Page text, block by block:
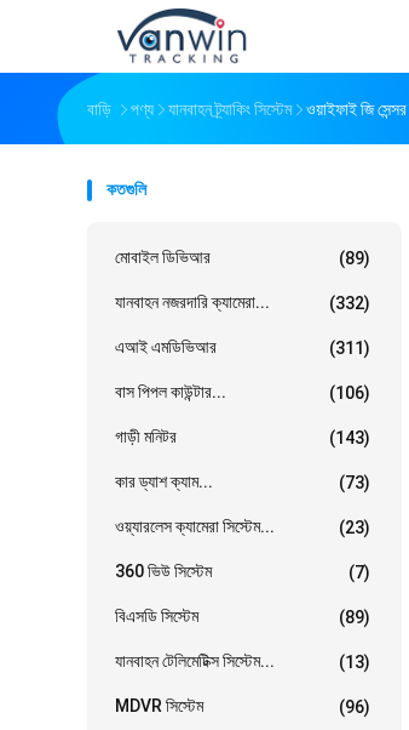
বাড়ি পণ্য যানবাহন ট্র্যাকিং সিস্টেম ওয়াইফাই জি
কতগুলি
মোবাইল ডিভিআর (89)
যানবাহন নজরদারি ক্যামেরা... (332)
এআই এমডিভিআর (311)
বাস পিপল কাউন্টার... (106)
গাড়ী মনিটর (143)
কার ড্যাশ ক্যাম... (73)
ওয়্যারলেস ক্যামেরা সিস্টেম... (23)
360 ভিউ সিস্টেম (7)
বিএসডি সিস্টেম (89)
যানবাহন টেলিমেটিক্স সিস্টেম... (13)
MDVR সিস্টেম (96)